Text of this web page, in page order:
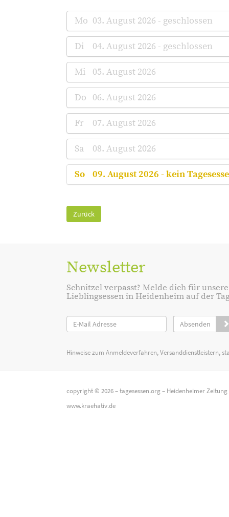
Mo 03. August 2026 - geschlossen
Di 04. August 2026 - geschlossen
Mi 05. August 2026
Do 06. August 2026
Fr 07. August 2026
Sa 08. August 2026
So 09. August 2026 - kein
Zurück
Newsletter
Schnitzel verpasst? Melde dich für
Lieblingsessen in Heidenheim auf der
Absenden
Hinweise zum Anmeldeverfahren, Versanddienstleistern,
copyright © 2026 –tagesessen.org– Heidenheimer Zeitung
www.kraehativ.de